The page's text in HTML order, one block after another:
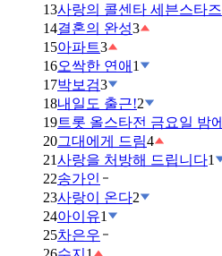
13사랑의 콜센타 세븐스타즈
14결혼의 완성3
15아파트3
16오싹한 연애 1
17박보검3
18내일도 출근!2
19트롯 올스타전 금요일 밤에
20그대에게 드림4
21사랑을 처방해 드립니다1
22송가인
23사랑이 온다2
24아이유1
25차은우